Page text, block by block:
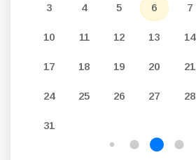
3 4 5 6 7
10 11 12 13 14
17 18 19 20 21
24 25 26 27 28
31